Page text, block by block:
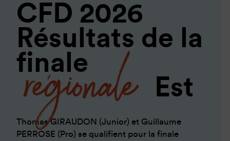
CFD 2026
Résultats de la
finale
régionale Est
Thomas GIRAUDON (Junior) et Guillaume
PERROSE (Pro) se qualifient pour la finale